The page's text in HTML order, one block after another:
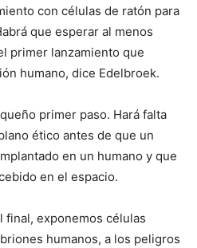
con células de ratón para
que esperar al menos
primer lanzamiento que
humano, dice Edelbroek.
primer paso. Hará falta
ético antes de que un
en un humano y que
en el espacio.
final, exponemos células
humanos, a los peligros